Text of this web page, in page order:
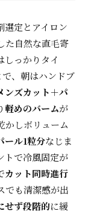
選定とアイロン
た自然な直毛寄
しっかりタイ
で、朝はハンドブ
ンズカット＋パ
軽めのバームが
かしボリューム
ール1粒分なじま
トで冷風固定が
カット同時進行
でも清潔感が出
せず段階的に緩